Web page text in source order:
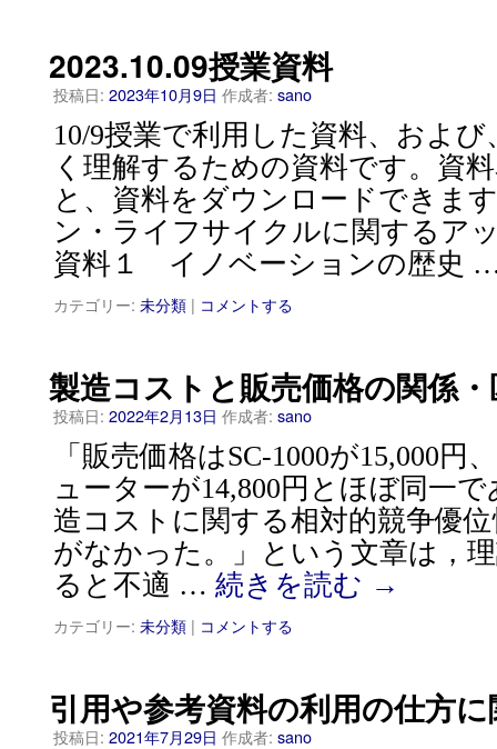
2023.10.09授業資料
投稿日: 2023年10月9日 作成者: sano
10/9授業で利用した資料、およ
く理解するための資料です。資
と、資料をダウンロードできま
ン・ライフサイクルに関するア
資料１ イノベーションの歴史
カテゴリー: 未分類 | コメントする
製造コストと販売価格の関係
投稿日: 2022年2月13日 作成者: sano
「販売価格はSC-1000が15,000
ューターが14,800円とほぼ同一で
造コストに関する相対的競争優
がなかった。」という文章は，
ると不適 … 続きを読む →
カテゴリー: 未分類 | コメントする
引用や参考資料の利用の仕方
投稿日: 2021年7月29日 作成者: sano